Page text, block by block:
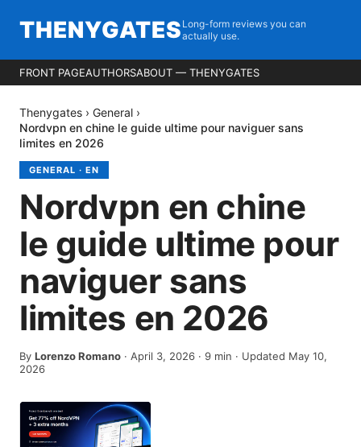
THENYGATES Long-form reviews you can
actually use.
FRONT PAGEAUTHORSABOUT — THENYGATES
Thenygates › General ›
Nordvpn en chine le guide ultime pour naviguer sans
limites en 2026
GENERAL · EN
Nordvpn en chine
le guide ultime pour
naviguer sans
limites en 2026
By Lorenzo Romano · April 3, 2026 · 9 min · Updated May 10,
2026